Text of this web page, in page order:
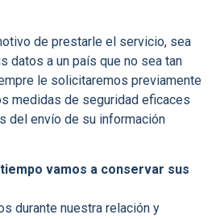
de prestarle el servicio, sea
datos a un país que no sea tan
le solicitaremos previamente
medidas de seguridad eficaces
del envío de su información
vamos a conservar sus
durante nuestra relación y